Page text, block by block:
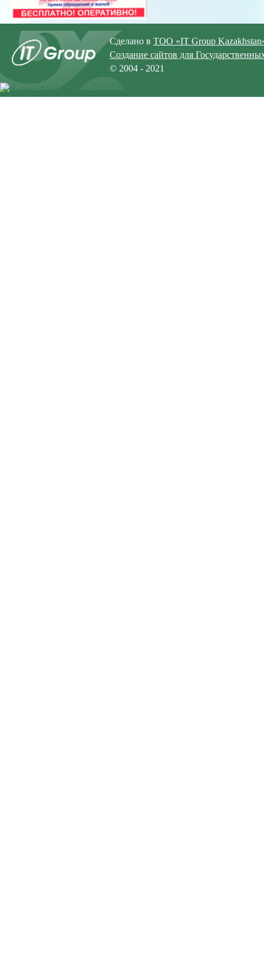
Сделано в ТОО «IT Group
Создание сайтов для
© 2004 - 2021